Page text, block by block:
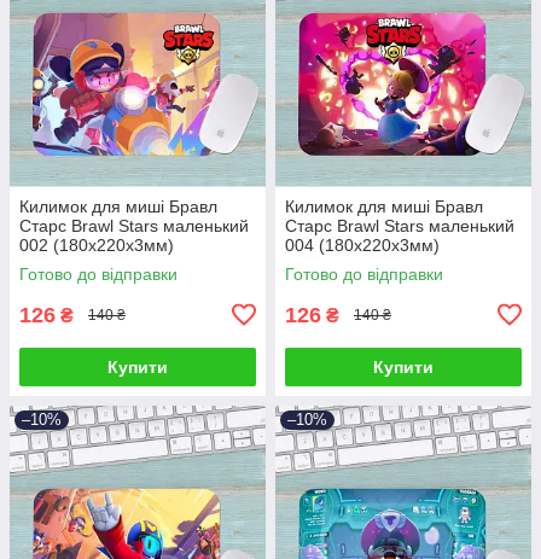
Килимок для миші Бравл
Старс Brawl Stars маленький
002 (180х220х3мм)
Готово до відправки
126 ₴ 140 ₴
Купити
Килимок для миші Бравл
Старс Brawl Stars маленький
004 (180х220х3мм)
Готово до відправки
126 ₴ 140 ₴
Купити
–10% –10%